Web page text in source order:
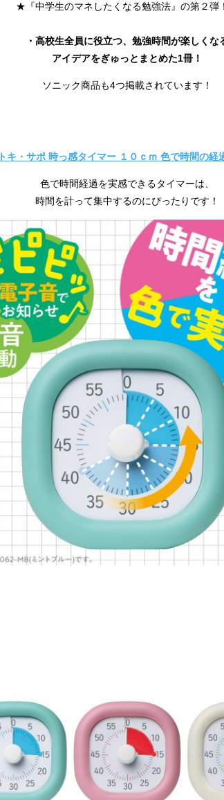
★『中学生のマネしたくなる勉強法』の第２
・高校生全員に役立つ、勉強時間が楽しくな
アイデアをぎゅっとまとめた1冊！
ソニック商品も4つ掲載されています！
トキ・サポ 時っ感タイマー １０ｃｍ 色で時間の経
色で時間経過を実感できるタイマーは、
時間を計って集中するのにぴったりです！